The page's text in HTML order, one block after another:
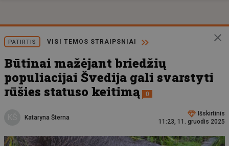
PATIRTIS VISI TEMOS STRAIPSNIAI
Būtinai mažėjant briedžių
populiacijai Švedija gali svarstyti
rūšies statuso keitimą
0
Kataryna Šterna
Išskirtinis
11:23, 11. gruodis 2025